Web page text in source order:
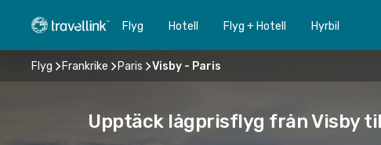
Flyg Hotell Flyg + Hotell Hyrbil
Flyg Frankrike Paris Visby - Paris
Upptäck lågprisflyg från Visby